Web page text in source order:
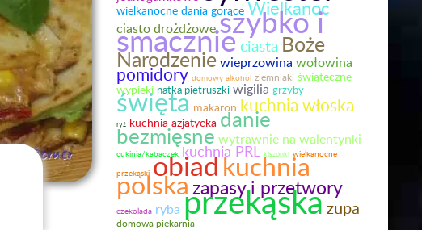
wielkanocne dania gorące Wielkanoc
ciasto drożdżoweszybko i
smacznieciasta Boże
Narodzeniewieprzowina wołowina
pomidory domowy alkohol ziemniaki świąteczne
wypieki natka pietruszki wigilia grzyby
święta makaron kuchnia włoska
ryż kuchnia azjatycka danie
bezmięsnewytrawnie na walentynki
cukinia/kabaczek kuchnia PRL kiszonki wielkanocne
przekąski obiadkuchnia
polskazapasy i przetwory
czekolada ryba przekąskazupa
domowa piekarnia